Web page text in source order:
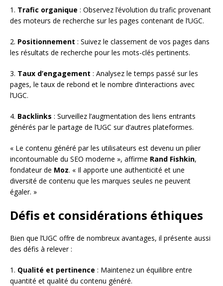
1. Trafic organique : Observez l’évolution du trafic provenant
des moteurs de recherche sur les pages contenant de l’UGC.
2. Positionnement : Suivez le classement de vos pages dans
les résultats de recherche pour les mots-clés pertinents.
3. Taux d’engagement : Analysez le temps passé sur les
pages, le taux de rebond et le nombre d’interactions avec
l’UGC.
4. Backlinks : Surveillez l’augmentation des liens entrants
générés par le partage de l’UGC sur d’autres plateformes.
« Le contenu généré par les utilisateurs est devenu un pilier
incontournable du SEO moderne », affirme Rand Fishkin,
fondateur de Moz. « Il apporte une authenticité et une
diversité de contenu que les marques seules ne peuvent
égaler. »
Défis et considérations éthiques
Bien que l’UGC offre de nombreux avantages, il présente aussi
des défis à relever :
1. Qualité et pertinence : Maintenez un équilibre entre
quantité et qualité du contenu généré.